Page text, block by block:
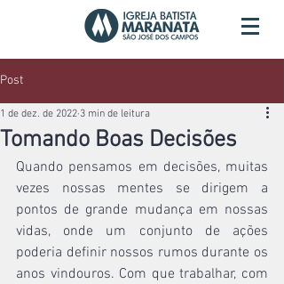
Post
Tomando Boas Decisões
1 de dez. de 2022 3 min de leitura
Quando pensamos em decisões, muitas
vezes nossas mentes se dirigem a
pontos de grande mudança em nossas
vidas, onde um conjunto de ações
poderia definir nossos rumos durante os
anos vindouros. Com que trabalhar, com